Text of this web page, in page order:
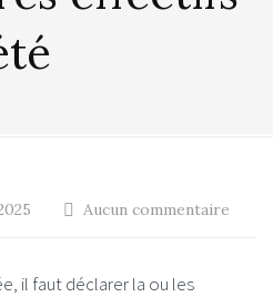
Aucun commentaire
il faut déclarer la ou les